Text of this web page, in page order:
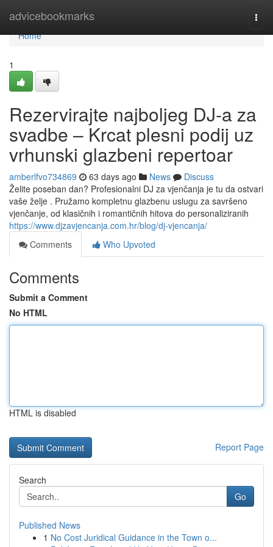
advicebookmarks
Home
Home
1
Rezervirajte najboljeg DJ-a za
svadbe – Krcat plesni podij uz
vrhunski glazbeni repertoar
amberlfvo734869 63 days ago News
Discuss
Želite poseban dan? Profesionalni DJ za vjenčanja je tu da ostvari
vaše želje . Pružamo kompletnu glazbenu uslugu za savršeno
vjenčanje, od klasičnih i romantičnih hitova do personaliziranih
https://www.djzavjencanja.com.hr/blog/dj-vjencanja/
Comments
Who Upvoted
Comments
Submit a Comment
No HTML
HTML is disabled
Report Page
Search
Go
Published News
1 No Cost Juridical Guidance in the Town o...